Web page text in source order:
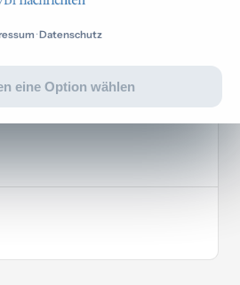
·Datenschutz
eine Option wählen